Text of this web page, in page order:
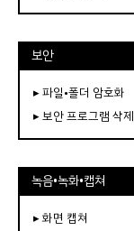
보안
▸ 파일•폴더 암호화
▸ 보안 프로그램 삭제
녹음•녹화•캡쳐
▸ 화면 캡쳐